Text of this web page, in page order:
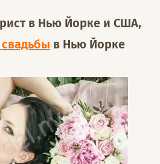
в Нью Йорке и США,
в Нью Йорке